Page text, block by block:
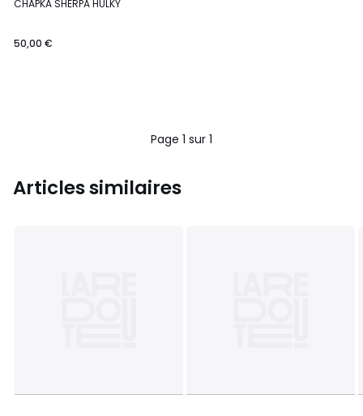
CHAPKA SHERPA HULKY
50,00 €
Page 1 sur 1
Articles similaires